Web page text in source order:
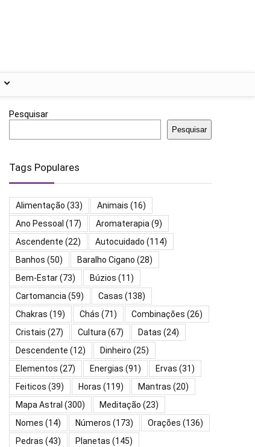
Pesquisar
Pesquisar
Tags Populares
Alimentação (33) Animais (16)
Ano Pessoal (17) Aromaterapia(9)
Ascendente (22) Autocuidado (114)
Banhos (50) Baralho Cigano (28)
Bem-Estar(73) Búzios (11)
Cartomancia(59) Casas (138)
Chakras (19) Chás (71) Combinações (26)
Cristais (27) Cultura(67) Datas (24)
Descendente (12) Dinheiro (25)
Elementos (27) Energias (91) Ervas (31)
Feiticos (39) Horas (119) Mantras (20)
Mapa Astral (300) Meditação (23)
Nomes (14) Números (173) Orações (136)
Pedras (43) Planetas (145)